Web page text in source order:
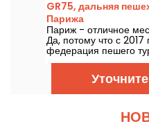
GR75, дальняя
Парижа
Париж - отличное
Да, потому что с 2017
федерация пешего
любителей пеших
обозначенные